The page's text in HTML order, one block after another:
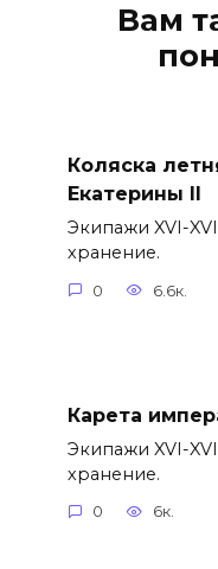
Вам
Коляска
Екатерины II
Экипажи XVI-
хранение.
0 6.6к.
Карета
Экипажи XVI-
хранение.
0 6к.